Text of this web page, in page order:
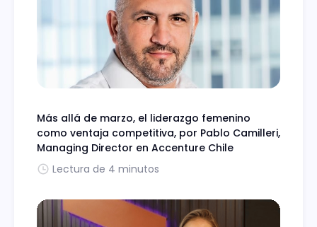
Más allá de marzo, el liderazgo femenino
como ventaja competitiva, por Pablo Camilleri,
Managing Director en Accenture Chile
Lectura de 4 minutos